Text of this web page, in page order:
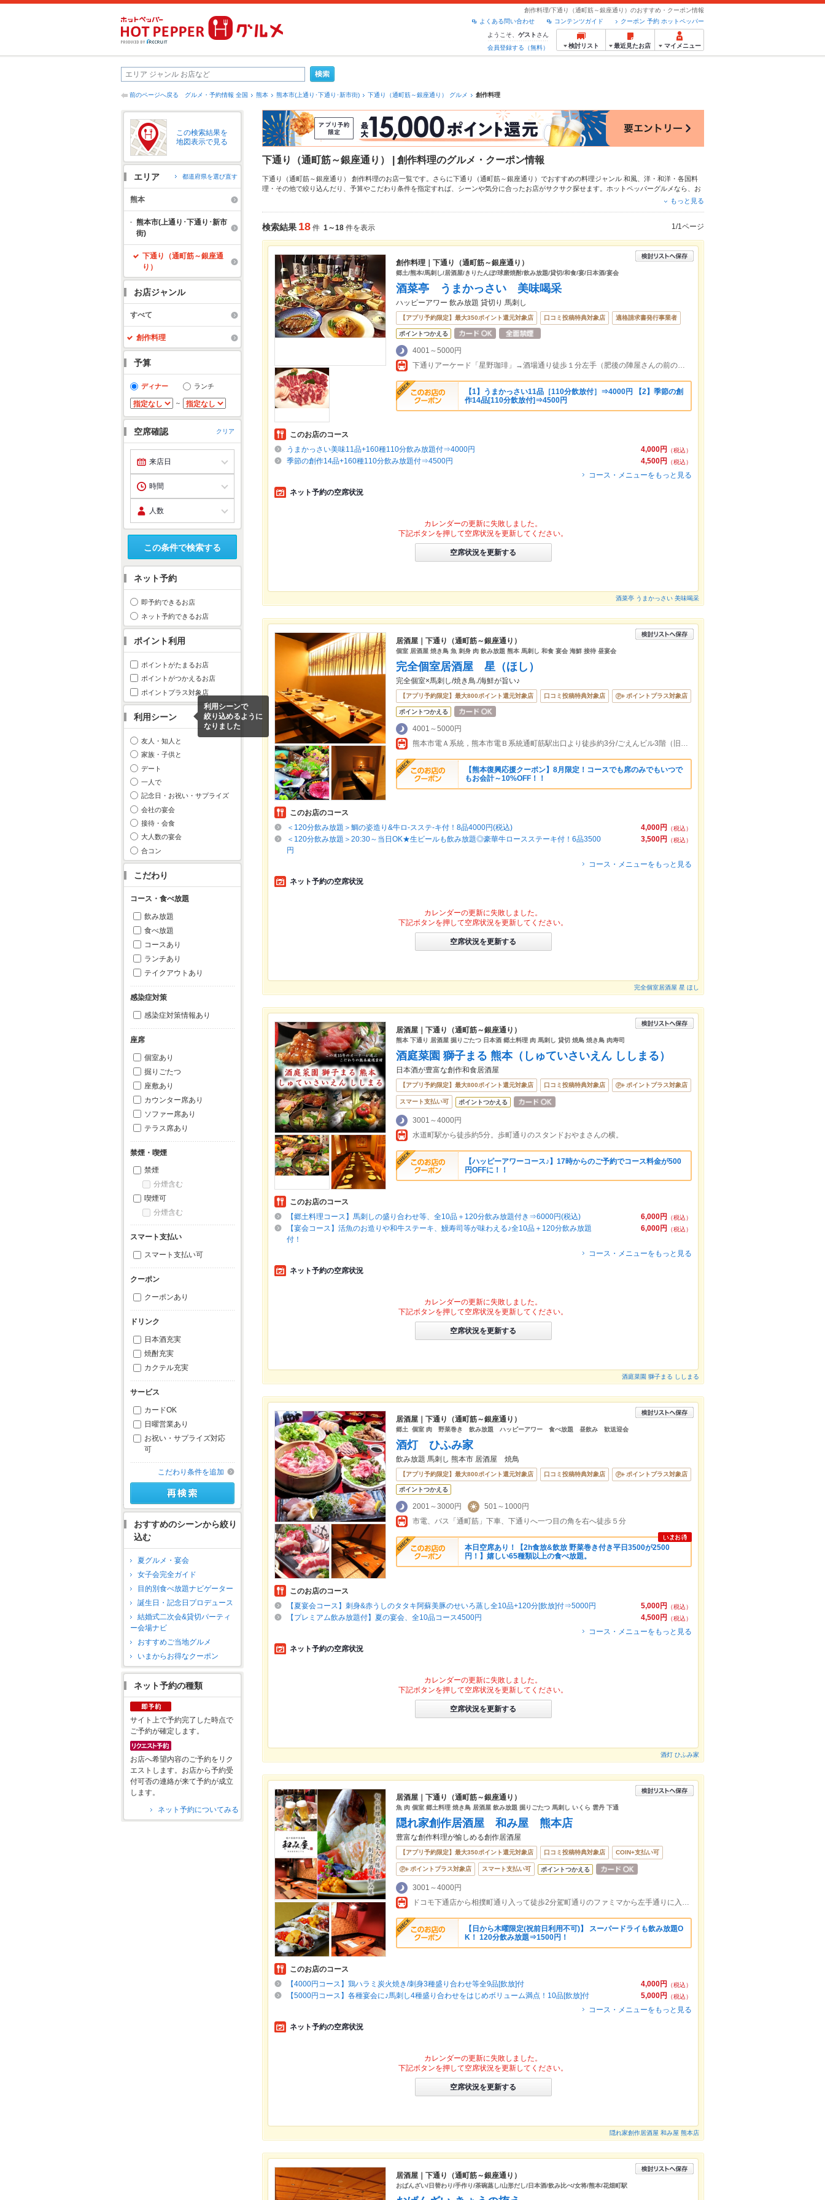
創作料理/下通り（通町筋～銀座通り）のおすすめ・クーポン情報
クーポン 予約 ホットペッパー
コンテンツガイド
よくある問い合わせ
ようこそ、 ゲスト さん
会員登録する（無料）
検討リスト 最近見たお店 マイメニュー
前のページへ戻る グルメ・予約情報 全国 熊本 熊本市(上通り･下通り･新市街) 下通り（通町筋～銀座通り） グルメ 創作料理
この検索結果を
地図表示で見る
エリア 都道府県を選び直す
熊本
熊本市(上通り･下通り･新市
街)
下通り（通町筋～銀座通
り）
お店ジャンル
すべて
創作料理
予算
ディナー ランチ
～
空席確認 クリア
この条件で検索する
ネット予約
即予約できるお店
ネット予約できるお店
ポイント利用
ポイントがたまるお店
ポイントがつかえるお店
ポイントプラス対象店
利用シーン
利用シーンで
絞り込めるように
なりました
友人・知人と
家族・子供と
デート
一人で
記念日・お祝い・サプライズ
会社の宴会
接待・会食
大人数の宴会
合コン
こだわり
コース・食べ放題
飲み放題
食べ放題
コースあり
ランチあり
テイクアウトあり
感染症対策
感染症対策情報あり
座席
個室あり
掘りごたつ
座敷あり
カウンター席あり
ソファー席あり
テラス席あり
禁煙・喫煙
禁煙
分煙含む
喫煙可
分煙含む
スマート支払い
スマート支払い可
クーポン
クーポンあり
ドリンク
日本酒充実
焼酎充実
カクテル充実
サービス
カードOK
日曜営業あり
お祝い・サプライズ対応
可
こだわり条件を追加
おすすめのシーンから絞り
込む
夏グルメ・宴会
女子会完全ガイド
目的別食べ放題ナビゲーター
誕生日・記念日プロデュース
結婚式二次会&貸切パーティ
ー会場ナビ
おすすめご当地グルメ
いまからお得なクーポン
ネット予約の種類
サイト上で予約完了した時点で
ご予約が確定します。
お店へ希望内容のご予約をリク
エストします。お店から予約受
付可否の連絡が来て予約が成立
します。
ネット予約についてみる
下通り（通町筋～銀座通り） | 創作料理のグルメ・クーポン情報
下通り（通町筋～銀座通り） 創作料理のお店一覧です。さらに下通り（通町筋～銀座通り）でおすすめの料理ジャンル 和風
洋・和洋・各国料
理・その他で絞り込んだり、予算やこだわり条件を指定すれば、シーンや気分に合ったお店がサクサク探せます。ホットペッパーグルメなら、お
得なクーポンはもちろん、こだわりメニューや季節のおすすめ料理など、お店の最新情報をご紹介しているので安心！24時間使える簡単便利なネ
もっと見る
検索結果 18 件 1～18 件を表示 1/1ページ
創作料理｜下通り（通町筋～銀座通り）
郷土/熊本/馬刺し/居酒屋/きりたんぽ/球磨焼酎/飲み放題/貸切/和食/宴/日本酒/宴会
酒菜亭 うまかっさい 美味喝采
ハッピーアワー 飲み放題 貸切り 馬刺し
【アプリ予約限定】最大350ポイント還元対象店 口コミ投稿特典対象店 適格請求書発行事業者
ポイントつかえる
4001～5000円
下通りアーケード「星野珈琲」→酒場通り徒歩１分左手（肥後の陣屋さんの前のビル奥）
【1】うまかっさい11品［110分飲放付］⇒4000円 【2】季節の創
作14品[110分飲放付]⇒4500円
このお店のコース
4,000円
（税込）
うまかっさい美味11品+160種110分飲み放題付⇒4000円
4,500円
（税込）
季節の創作14品+160種110分飲み放題付⇒4500円
コース・メニューをもっと見る
ネット予約の空席状況
カレンダーの更新に失敗しました。
下記ボタンを押して空席状況を更新してください。
空席状況を更新する
酒菜亭 うまかっさい 美味喝采
居酒屋｜下通り（通町筋～銀座通り）
個室 居酒屋 焼き鳥 魚 刺身 肉 飲み放題 熊本 馬刺し 和食 宴会 海鮮 接待 昼宴会
完全個室居酒屋 星（ほし）
完全個室×馬刺し/焼き鳥./海鮮が旨い♪
【アプリ予約限定】最大800ポイント還元対象店 口コミ投稿特典対象店 ポイントプラス対象店
ポイントつかえる
4001～5000円
熊本市電Ａ系統，熊本市電Ｂ系統通町筋駅出口より徒歩約3分/ごえんビル3階（旧：みどりやトーキビル）
【熊本復興応援クーポン】8月限定！コースでも席のみでもいつで
もお会計～10%OFF！！
このお店のコース
4,000円
（税込）
＜120分飲み放題＞鯛の姿造り&牛ロ-スステ-キ付！8品4000円(税込)
3,500円
（税込）
＜120分飲み放題＞20:30～当日OK★生ビールも飲み放題◎豪華牛ロースステーキ付！6品3500
円
コース・メニューをもっと見る
ネット予約の空席状況
カレンダーの更新に失敗しました。
下記ボタンを押して空席状況を更新してください。
空席状況を更新する
完全個室居酒屋 星 ほし
居酒屋｜下通り（通町筋～銀座通り）
熊本 下通り 居酒屋 掘りごたつ 日本酒 郷土料理 肉 馬刺し 貸切 焼鳥 焼き鳥 肉寿司
酒庭菜園 獅子まる 熊本（しゅていさいえん ししまる）
日本酒が豊富な創作和食居酒屋
【アプリ予約限定】最大800ポイント還元対象店 口コミ投稿特典対象店 ポイントプラス対象店
スマート支払い可 ポイントつかえる
3001～4000円
水道町駅から徒歩約5分。歩町通りのスタンドおやまさんの横。
【ハッピーアワーコース♪】17時からのご予約でコース料金が500
円OFFに！！
このお店のコース
6,000円
（税込）
【郷土料理コース】馬刺しの盛り合わせ等、全10品＋120分飲み放題付き⇒6000円(税込)
6,000円
（税込）
【宴会コース】活魚のお造りや和牛ステーキ、鰻寿司等が味わえる♪全10品＋120分飲み放題
付！
コース・メニューをもっと見る
ネット予約の空席状況
カレンダーの更新に失敗しました。
下記ボタンを押して空席状況を更新してください。
空席状況を更新する
酒庭菜園 獅子まる ししまる
居酒屋｜下通り（通町筋～銀座通り）
郷土 個室 肉 野菜巻き 飲み放題 ハッピーアワー 食べ放題 昼飲み 歓送迎会
酒灯 ひふみ家
飲み放題 馬刺し 熊本市 居酒屋 焼鳥
【アプリ予約限定】最大800ポイント還元対象店 口コミ投稿特典対象店 ポイントプラス対象店
ポイントつかえる
2001～3000円
501～1000円
市電、バス「通町筋」下車、下通りへ一つ目の角を右へ徒歩５分
本日空席あり！【2h食放&飲放 野菜巻き付き平日3500が2500
円！】嬉しい65種類以上の食べ放題。
このお店のコース
5,000円
（税込）
【夏宴会コース】刺身&赤うしのタタキ阿蘇美豚のせいろ蒸し全10品+120分[飲放]付⇒5000円
4,500円
（税込）
【プレミアム飲み放題付】夏の宴会、全10品コース4500円
コース・メニューをもっと見る
ネット予約の空席状況
カレンダーの更新に失敗しました。
下記ボタンを押して空席状況を更新してください。
空席状況を更新する
酒灯 ひふみ家
居酒屋｜下通り（通町筋～銀座通り）
魚 肉 個室 郷土料理 焼き鳥 居酒屋 飲み放題 掘りごたつ 馬刺し いくら 雲丹 下通
隠れ家創作居酒屋 和み屋 熊本店
豊富な創作料理が愉しめる創作居酒屋
【アプリ予約限定】最大350ポイント還元対象店 口コミ投稿特典対象店 COIN+支払い可
ポイントプラス対象店 スマート支払い可 ポイントつかえる
3001～4000円
ドコモ下通店から相撲町通り入って徒歩2分駕町通りのファミマから左手通りに入り徒歩2分
【日から木曜限定(祝前日利用不可)】 スーパードライも飲み放題O
K！ 120分飲み放題⇒1500円！
このお店のコース
4,000円
（税込）
【4000円コース】鶏ハラミ炭火焼き/刺身3種盛り合わせ等全9品[飲放]付
5,000円
（税込）
【5000円コース】各種宴会に♪馬刺し4種盛り合わせをはじめボリューム満点！10品[飲放]付
コース・メニューをもっと見る
ネット予約の空席状況
カレンダーの更新に失敗しました。
下記ボタンを押して空席状況を更新してください。
空席状況を更新する
隠れ家創作居酒屋 和み屋 熊本店
居酒屋｜下通り（通町筋～銀座通り）
おばんざい/日替わり/手作り/茶碗蒸し/山形だし/日本酒/飲み比べ/女将/熊本/花畑町駅